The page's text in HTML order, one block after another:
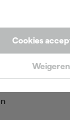
Cookies
Weigeren